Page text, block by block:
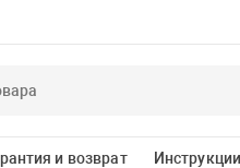
и возврат Инструкции